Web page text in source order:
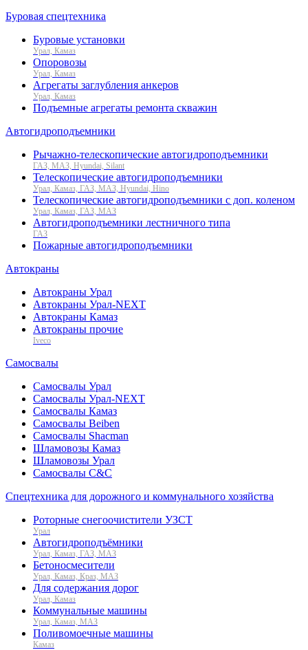
Буровая спецтехника
Буровые установки
Урал, Камаз
Опоровозы
Урал, Камаз
Агрегаты заглубления анкеров
Урал, Камаз
Подъемные агрегаты ремонта скважин
Автогидроподъемники
Рычажно-телескопические автогидроподъемники
ГАЗ, МАЗ, Hyundai, Silant
Телескопические автогидроподъемники
Урал, Камаз, ГАЗ, МАЗ, Hyundai, Hino
Телескопические автогидроподъемники с доп. коленом
Урал, Камаз, ГАЗ, МАЗ
Автогидроподъемники лестничного типа
ГАЗ
Пожарные автогидроподъемники
Автокраны
Автокраны Урал
Автокраны Урал-NEXT
Автокраны Камаз
Автокраны прочие
Iveco
Самосвалы
Самосвалы Урал
Самосвалы Урал-NEXT
Самосвалы Камаз
Самосвалы Beiben
Самосвалы Shacman
Шламовозы Камаз
Шламовозы Урал
Самосвалы C&C
Спецтехника для дорожного и коммунального хозяйства
Роторные снегоочистители УЗСТ
Урал
Автогидроподъёмники
Урал, Камаз, ГАЗ, МАЗ
Бетоносмесители
Урал, Камаз, Краз, МАЗ
Для содержания дорог
Урал, Камаз
Коммунальные машины
Урал, Камаз, МАЗ
Поливомоечные машины
Камаз